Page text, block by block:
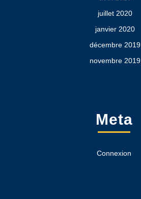
juillet 2020
janvier 2020
décembre 2019
novembre 2019
Meta
Connexion